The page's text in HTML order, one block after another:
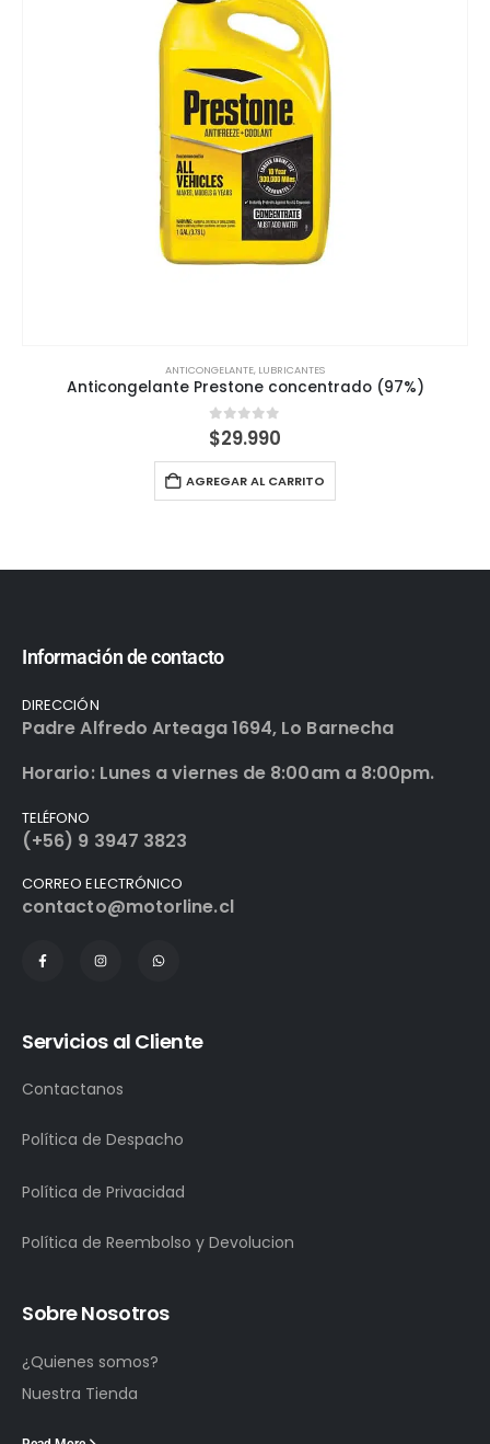
ANTICONGELANTE, LUBRICANTES
Anticongelante Prestone concentrado (97%)
0 out of 5
$29.990
AGREGAR AL CARRITO
Información de contacto
DIRECCIÓN
Padre Alfredo Arteaga 1694, Lo Barnecha
Horario: Lunes a viernes de 8:00am a 8:00pm.
TELÉFONO
(+56) 9 3947 3823
CORREO ELECTRÓNICO
contacto@motorline.cl
Servicios al Cliente
Contactanos
Política de Despacho
Política de Privacidad
Política de Reembolso y Devolucion
Sobre Nosotros
¿Quienes somos?
Nuestra Tienda